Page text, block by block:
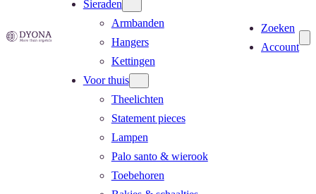
Sieraden
Armbanden
Hangers
Kettingen
Voor thuis
Theelichten
Statement pieces
Lampen
Palo santo & wierook
Toebehoren
Zoeken
Account